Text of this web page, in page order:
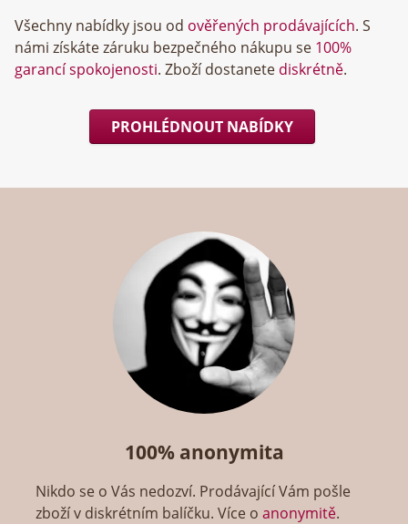
Všechny nabídky jsou od ověřených prodávajících. S
námi získáte záruku bezpečného nákupu se 100%
garancí spokojenosti. Zboží dostanete diskrétně.
PROHLÉDNOUT NABÍDKY
100% anonymita
Nikdo se o Vás nedozví. Prodávající Vám pošle
zboží v diskrétním balíčku. Více oanonymitě.